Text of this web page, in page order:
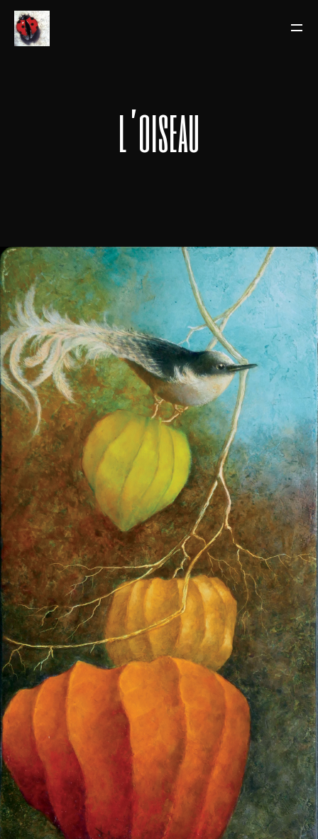
l’oiseau